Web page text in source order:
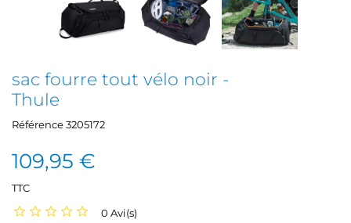
sac fourre tout vélo noir -
Thule
Référence3205172
109,95 €
TTC
0 Avi(s)